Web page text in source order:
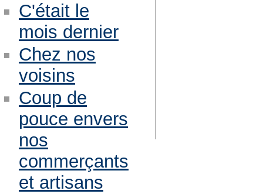
C'était le
mois dernier
Chez nos
voisins
Coup de
pouce envers
nos
commerçants
et artisans